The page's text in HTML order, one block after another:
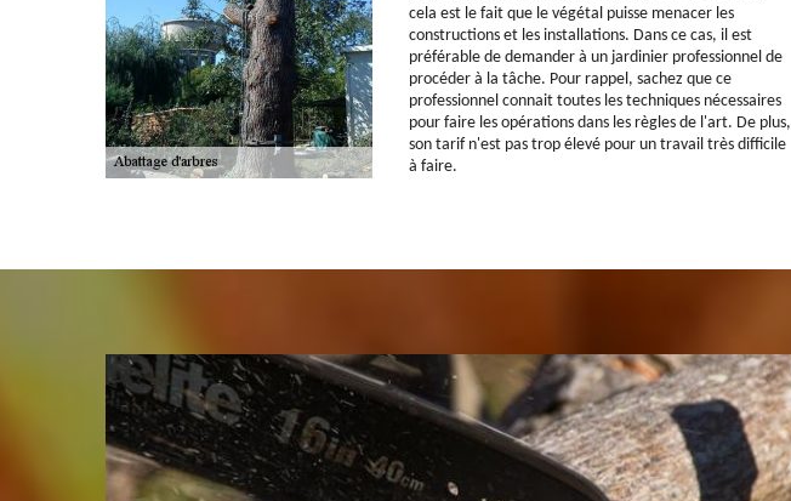
cela est le fait que le végétal puisse menacer les
constructions et les installations. Dans ce cas, il est
préférable de demander à un jardinier professionnel de
procéder à la tâche. Pour rappel, sachez que ce
professionnel connait toutes les techniques nécessaires
pour faire les opérations dans les règles de l'art. De plus,
son tarif n'est pas trop élevé pour un travail très difficile
à faire.